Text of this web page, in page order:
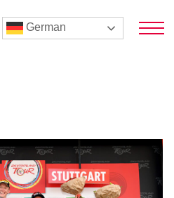
German